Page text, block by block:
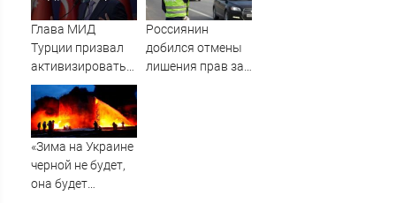
Глава МИД
Турции призвал
активизировать
посредничество
по Украине
Россиянин
добился отмены
лишения прав за
«Зима на Украине
черной не будет,
она будет